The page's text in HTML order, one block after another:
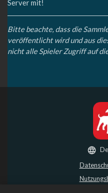
Server mit!
Bitte beachte, dass die
veröffentlicht wird und aus
nicht alle Spieler Zugriff auf